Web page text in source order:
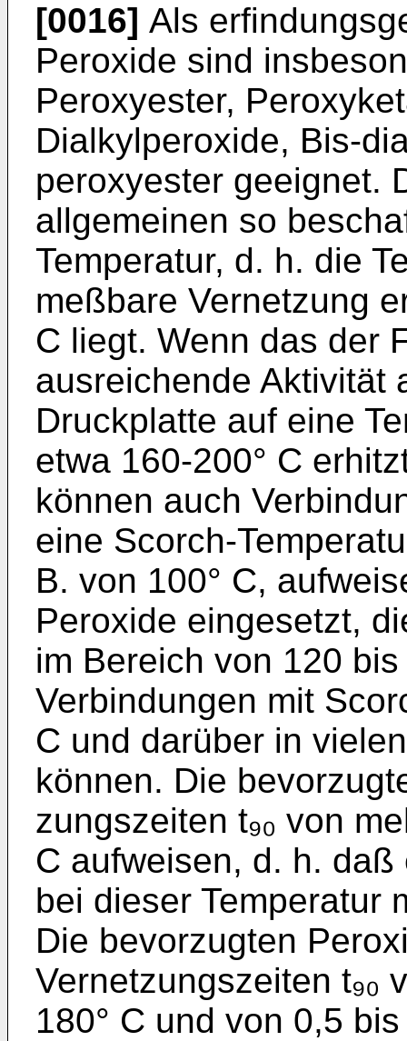
[0016] Als
Peroxide sind
Peroxyester,
Dialkylperoxide, Bis-
peroxyester geeignet.
allgemeinen so
Temperatur, d. h. die
meßbare Vernetzung
C liegt. Wenn das der
ausreichende Aktivität
Druckplatte auf eine
etwa 160-200° C
können auch
eine Scorch-­
B. von 100° C,
Peroxide eingesetzt,
im Bereich von 120
Verbindungen mit
C und darüber in
können. Die
zungszeiten t₉₀ von
C aufweisen, d. h.
bei dieser Temperatur
Die bevorzugten
Vernetzungszeiten t₉₀
180° C und von 0,5